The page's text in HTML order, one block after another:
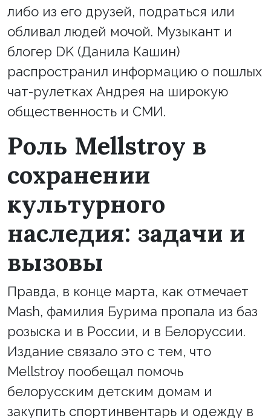
либо из его друзей, подраться или
обливал людей мочой. Музыкант и
блогер DK (Данила Кашин)
распространил информацию о пошлых
чат-рулетках Андрея на широкую
общественность и СМИ.
Роль Mellstroy в
сохранении
культурного
наследия: задачи и
вызовы
Правда, в конце марта, как отмечает
Mash, фамилия Бурима пропала из баз
розыска и в России, и в Белоруссии.
Издание связало это с тем, что
Mellstroy пообещал помочь
белорусским детским домам и
закупить спортинвентарь и одежду в